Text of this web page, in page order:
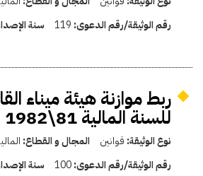
رقم الوثيقة/رقم الدعوى: 119 سنة
ربط موازنة هيئة ميناء
للسنة المالية 81\1982
نوع الوثيقة: قوانين المجال و القطاع:
رقم الوثيقة/رقم الدعوى:100 سنة